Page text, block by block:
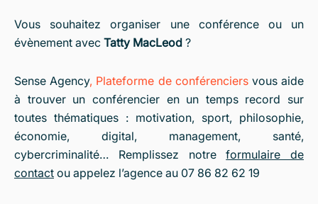
Vous souhaitez organiser une conférence ou un
évènement avec Tatty MacLeod ?
Sense Agency, Plateforme de conférenciersvous aide
à trouver un conférencier en un temps record sur
toutes thématiques : motivation, sport, philosophie,
économie, digital, management, santé,
cybercriminalité… Remplissez notreformulaire de
contact ou appelez l’agence au 07 86 82 62 19